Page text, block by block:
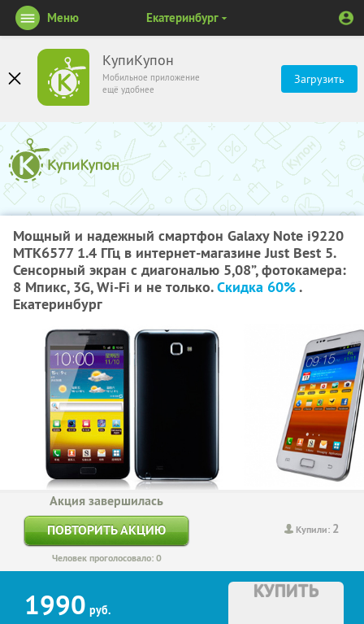
КупиКупон
Мобильное приложение
ещё удобнее
Загрузить
Меню Екатеринбург
Мощный и надежный смартфон Galaxy Note i9220
MTK6577 1.4 ГГц в интернет-магазине Just Best 5.
Сенсорный экран с диагональю 5,08”, фотокамера:
8 Мпикс, 3G, Wi-Fi и не только.Скидка 60%.
Екатеринбург
Купили: 2
Акция завершилась
ПОВТОРИТЬ АКЦИЮ
Человек проголосовало: 0
1990 руб.
КУПИТЬ